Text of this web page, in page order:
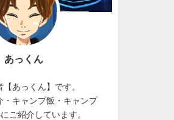
あっくん
あっくん】です。
・キャンプ飯・キャンプ
ご紹介しています。